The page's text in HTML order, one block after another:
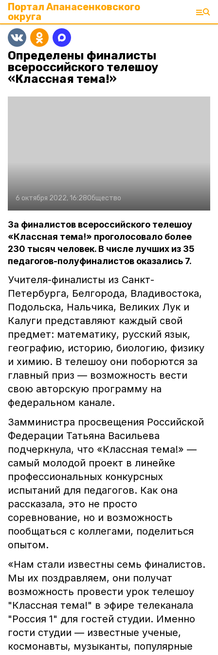
Портал Апанасенковского
округа
Определены финалисты
всероссийского телешоу
«Классная тема!»
6 октября 2022, 16:28Общество
За финалистов всероссийского телешоу
«Классная тема!» проголосовало более
230 тысяч человек. В числе лучших из 35
педагогов-полуфиналистов оказались 7.
Учителя-финалисты из Санкт-
Петербурга, Белгорода, Владивостока,
Подольска, Нальчика, Великих Лук и
Калуги представляют каждый свой
предмет: математику, русский язык,
географию, историю, биологию, физику
и химию. В телешоу они поборются за
главный приз — возможность вести
свою авторскую программу на
федеральном канале.
Замминистра просвещения Российской
Федерации Татьяна Васильева
подчеркнула, что «Классная тема!» —
самый молодой проект в линейке
профессиональных конкурсных
испытаний для педагогов. Как она
рассказала, это не просто
соревнование, но и возможность
пообщаться с коллегами, поделиться
опытом.
«Нам стали известны семь финалистов.
Мы их поздравляем, они получат
возможность провести урок телешоу
"Классная тема!" в эфире телеканала
"Россия 1" для гостей студии. Именно
гости студии — известные ученые,
космонавты, музыканты, популярные